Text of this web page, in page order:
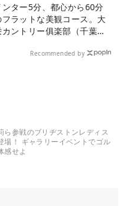
ンター5分、都心から60分
フラットな美観コース。大
カントリー俱楽部（千葉
Recommended by
ら参戦のブリヂストンレディス
場！ ギャラリーイベントでゴル
感せよ